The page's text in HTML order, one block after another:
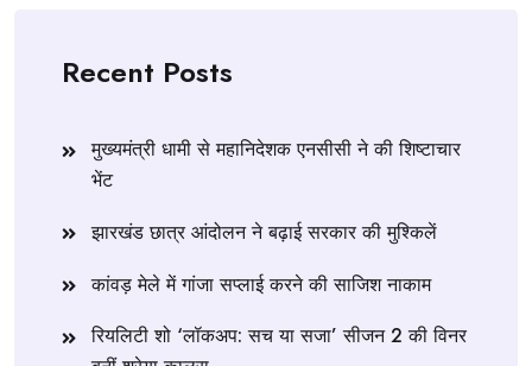
Recent Posts
मुख्यमंत्री धामी से महानिदेशक एनसीसी ने की शिष्टाचार
भेंट
झारखंड छात्र आंदोलन ने बढ़ाई सरकार की मुश्किलें
कांवड़ मेले में गांजा सप्लाई करने की साजिश नाकाम
रियलिटी शो ‘लॉकअप: सच या सजा’ सीजन 2 की विनर